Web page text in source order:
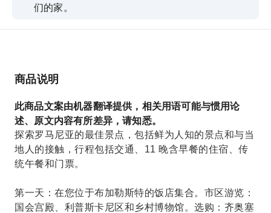
们的家。
探索多元文化：罗马尼亚人、吉卜赛人、撒克逊
另辟蹊径
深入体验欧洲最保守的农民社会。
商品说明
此商品文案由机器翻译提供，相关用语可能与惯用论
述、原文内容有所差异，请知悉。
探索罗马尼亚的最佳景点，包括鲜为人知的景点和与当
地人的接触，行程包括交通、11 晚含早餐的住宿、传
统午餐和门票。
第一天：在您位于布加勒斯特的饭店集合。市区游览：
国会宫殿、利普斯卡尼区和乡村博物馆。选购：齐奥塞